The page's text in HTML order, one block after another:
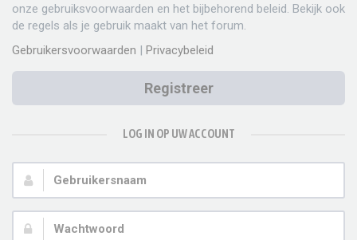
onze gebruiksvoorwaarden en het bijbehorend beleid. Bekijk ook
de regels als je gebruik maakt van het forum.
Gebruikersvoorwaarden | Privacybeleid
Registreer
LOG IN OP UW ACCOUNT
Gebruikersnaam:
Wachtwoord: